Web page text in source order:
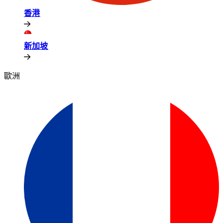
香港​​
新加坡​​
歐洲​​